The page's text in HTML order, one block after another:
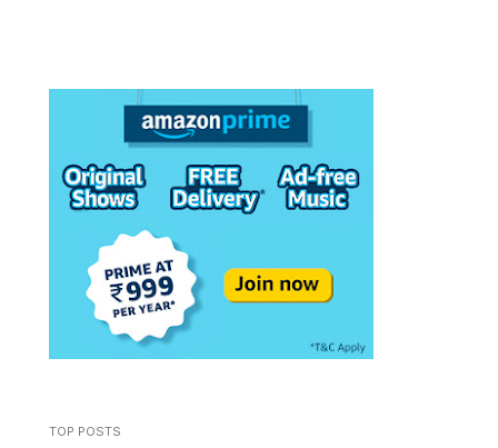
TOP POSTS